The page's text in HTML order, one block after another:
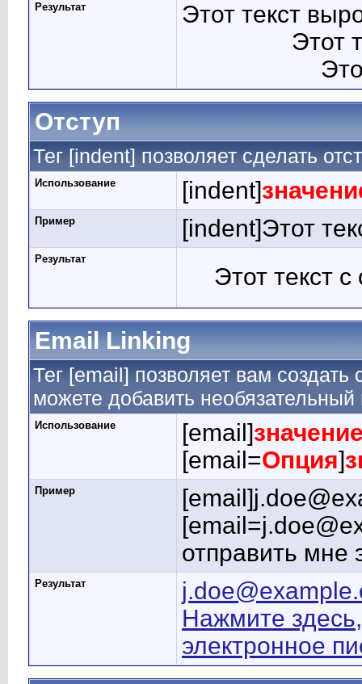
Результат
Этот текст
Этот
Отступ
Тег [indent] позволяет сделать
Использование [indent]
Пример [indent]Этот
Результат
Этот текст с
Email Linking
Тег [email] позволяет вам
можете добавить
Использование [email]
[email=Опция]
Пример
отправить мне
Результат
Нажмите
электронное